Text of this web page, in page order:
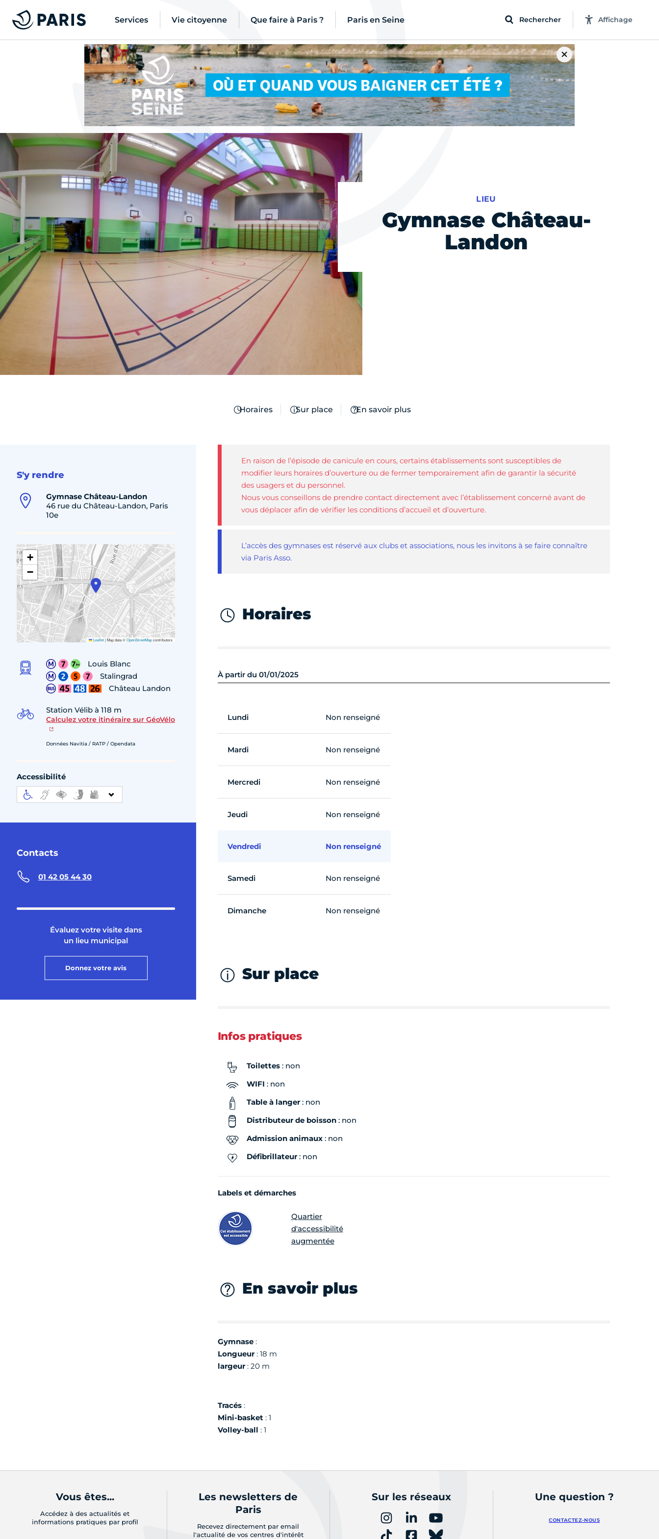
Services Vie citoyenne Que faire à Paris ? Paris en Seine Rechercher Affichage
LIEU
Gymnase Château-
Landon
Horaires Sur place En savoir plus
S'y rendre
Gymnase Château-Landon
46 rue du Château-Landon, Paris
10e
+
−
Leaflet|Map data ©OpenStreetMapcontributors
Louis Blanc
Stalingrad
Château Landon
Station Vélib à 118 m
Calculez votre itinéraire sur GéoVélo
Données Navitia / RATP / Opendata
Accessibilité
Contacts
01 42 05 44 30
Évaluez votre visite dans
un lieu municipal
Donnez votre avis
En raison de l’épisode de canicule en cours, certains établissements sont susceptibles de
modifier leurs horaires d’ouverture ou de fermer temporairement afin de garantir la sécurité
des usagers et du personnel.
Nous vous conseillons de prendre contact directement avec l’établissement concerné avant de
vous déplacer afin de vérifier les conditions d’accueil et d’ouverture.
L’accès des gymnases est réservé aux clubs et associations, nous les invitons à se faire connaître
via Paris Asso.
Horaires
À partir du 01/01/2025
Lundi Non renseigné
Mardi Non renseigné
Mercredi Non renseigné
Jeudi Non renseigné
Vendredi Non renseigné
Samedi Non renseigné
Dimanche Non renseigné
Sur place
Infos pratiques
Toilettes: non
WIFI : non
Table à langer: non
Distributeur de boisson: non
Admission animaux: non
Défibrillateur: non
Labels et démarches
Quartier
d'accessibilité
augmentée
En savoir plus
Gymnase:
Longueur: 18 m
largeur: 20 m
Tracés:
Mini-basket : 1
Volley-ball : 1
Vous êtes...
Accédez à des actualités et
informations pratiques par profil
Les newsletters de
Paris
Recevez directement par email
l'actualité de vos centres d'intérêt
Sur les réseaux Une question ?
CONTACTEZ-NOUS